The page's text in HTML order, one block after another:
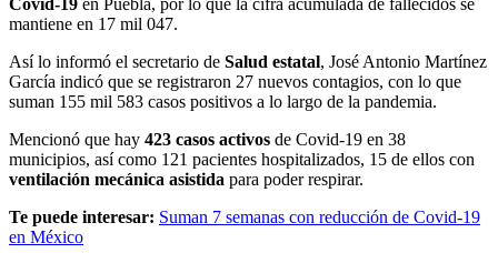
mantiene en 17 mil 047.
Así lo informó el secretario de Salud estatal, José Antonio Martínez
García indicó que se registraron 27 nuevos contagios, con lo que
suman 155 mil 583 casos positivos a lo largo de la pandemia.
Mencionó que hay 423 casos activos de Covid-19 en 38
municipios, así como 121 pacientes hospitalizados, 15 de ellos con
ventilación mecánica asistida para poder respirar.
Te puede interesar: Suman 7 semanas con reducción de Covid-19
en México